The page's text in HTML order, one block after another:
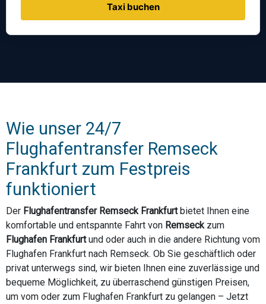
Taxi buchen
Wie unser 24/7
Flughafentransfer Remseck
Frankfurt zum Festpreis
funktioniert
Der Flughafentransfer Remseck Frankfurtbietet Ihnen eine
komfortable und entspannte Fahrt von Remseckzum
Flughafen Frankfurtund oder auch in die andere Richtung vom
Flughafen Frankfurt nach Remseck. Ob Sie geschäftlich oder
privat unterwegs sind, wir bieten Ihnen eine zuverlässige und
bequeme Möglichkeit, zu überraschend günstigen Preisen,
um vom oder zum Flughafen Frankfurt zu gelangen – Jetzt